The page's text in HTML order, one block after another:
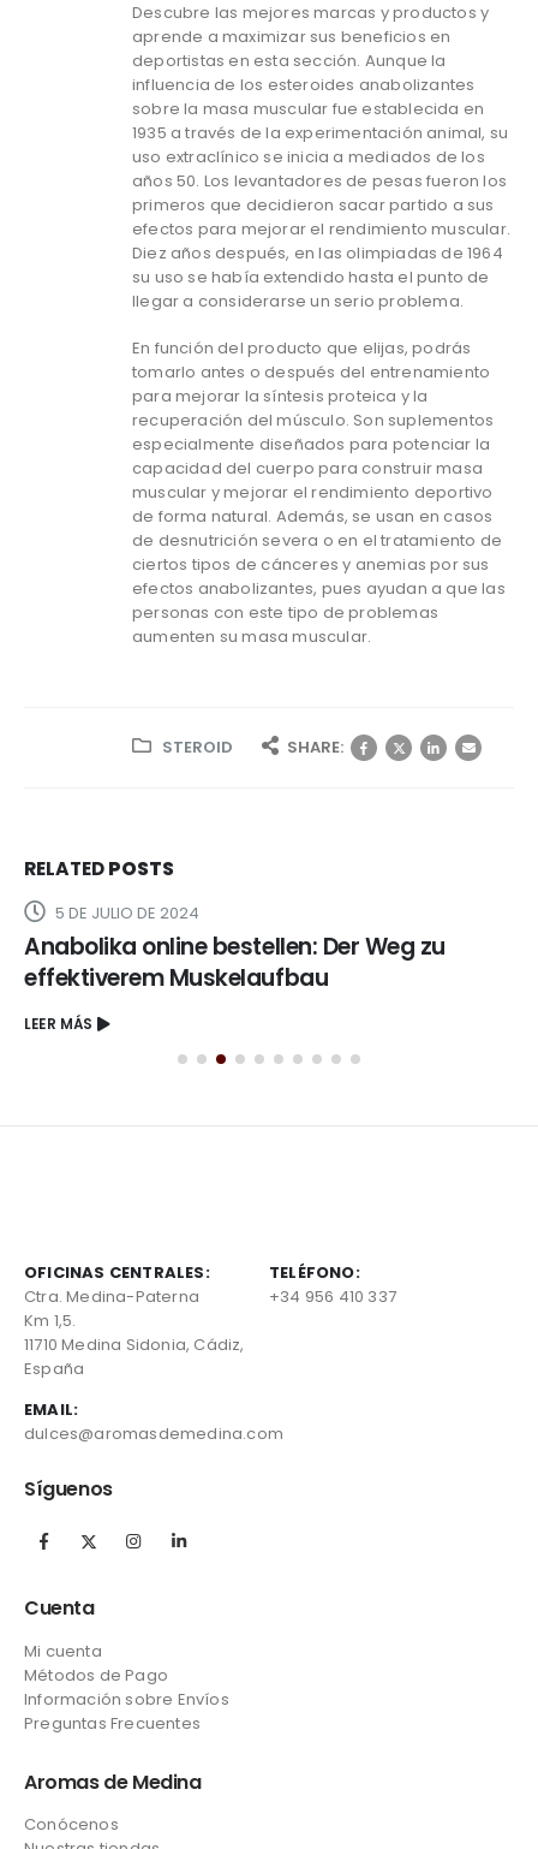
Descubre las mejores marcas y productos y
aprende a maximizar sus beneficios en
deportistas en esta sección. Aunque la
influencia de los esteroides anabolizantes
sobre la masa muscular fue establecida en
1935 a través de la experimentación animal, su
uso extraclínico se inicia a mediados de los
años 50. Los levantadores de pesas fueron los
primeros que decidieron sacar partido a sus
efectos para mejorar el rendimiento muscular.
Diez años después, en las olimpiadas de 1964
su uso se había extendido hasta el punto de
llegar a considerarse un serio problema.
En función del producto que elijas, podrás
tomarlo antes o después del entrenamiento
para mejorar la síntesis proteica y la
recuperación del músculo. Son suplementos
especialmente diseñados para potenciar la
capacidad del cuerpo para construir masa
muscular y mejorar el rendimiento deportivo
de forma natural. Además, se usan en casos
de desnutrición severa o en el tratamiento de
ciertos tipos de cánceres y anemias por sus
efectos anabolizantes, pues ayudan a que las
personas con este tipo de problemas
aumenten su masa muscular.
STEROID SHARE:
RELATEDPOSTS
5 DE JULIO DE 2024
Anabolika online bestellen: Der Weg zu
effektiverem Muskelaufbau
LEER MÁS
OFICINAS CENTRALES:
Ctra. Medina-Paterna
Km 1,5.
11710 Medina Sidonia, Cádiz,
España
TELÉFONO:
+34 956 410 337
EMAIL:
dulces@aromasdemedina.com
Síguenos
Cuenta
Mi cuenta
Métodos de Pago
Información sobre Envíos
Preguntas Frecuentes
Aromas de Medina
Conócenos